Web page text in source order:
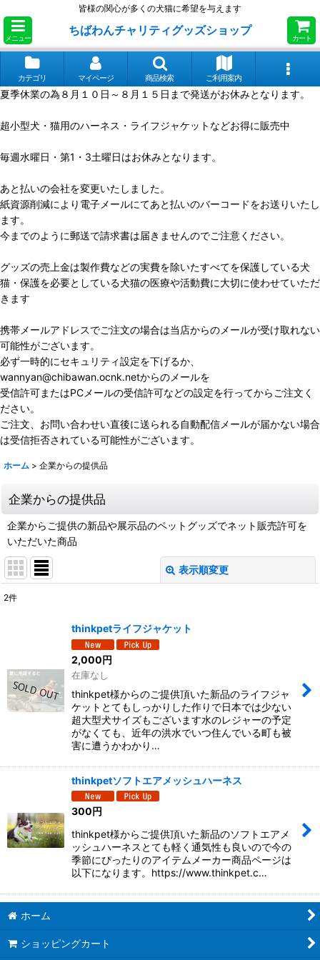
皆様の関心が多くの犬猫に希望を与えます
メニュー
ちばわんチャリティグッズショップ
カート
カテゴリ マイページ 商品検索 ご利用案内
夏季休業の為８月１０日～８月１５日まで発送がお休みとなります。
超小型犬・猫用のハーネス・ライフジャケットなどお得に販売中
毎週水曜日・第1・3土曜日はお休みとなります。
あと払いの会社を変更いたしました。
紙資源削減により電子メールにてあと払いのバーコードをお送りいたし
ます。
今までのように郵送で請求書は届きませんのでご注意ください。
グッズの売上金は製作費などの実費を除いたすべてを保護している犬
猫・保護を必要としている犬猫の医療や活動費に大切に使わせていただ
きます
携帯メールアドレスでご注文の場合は当店からのメールが受け取れない
可能性がございます。
必ず一時的にセキュリティ設定を下げるか、
wannyan@chibawan.ocnk.netからのメールを
受信許可またはPCメールの受信許可などの設定を行ってからご注文く
ださい。
ご注文、お問い合わせい直後に送られる自動配信メールが届かない場合
は受信拒否されている可能性がございます。
ホーム > 企業からの提供品
企業からの提供品
企業からご提供の新品や展示品のペットグッズでネット販売許可を
いただいた商品
表示順変更
並び順:
絞り込む
2件
thinkpetライフジャケット
2,000円
在庫なし
thinkpet様からのご提供頂いた新品のライフジャ
ケットとてもしっかりした作りで日本では少ない
超大型犬サイズもございます水のレジャーの予定
がなくても、近年の洪水でいつ住んでいる町も被
害に遭うかわかり…
thinkpetソフトエアメッシュハーネス
300円
thinkpet様からご提供頂いた新品のソフトエアメ
ッシュハーネスとても軽く通気性も良いので今の
季節にぴったりのアイテムメーカー商品ページは
以下になります。https://www.thinkpet.c…
ホーム
ショッピングカート